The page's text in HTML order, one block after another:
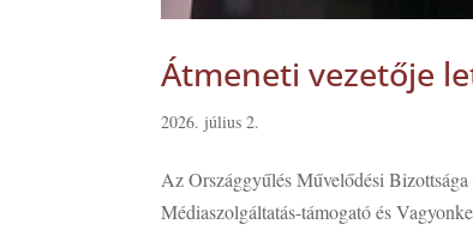
Átmeneti vezetője
2026. július 2.
Az Országgyűlés Művelődési
Médiaszolgáltatás-támogató és